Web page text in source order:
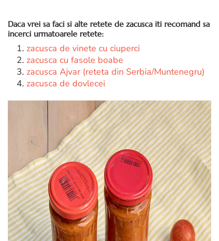
Daca vrei sa faci si alte retete de zacusca iti recomand sa
incerci urmatoarele retete:
1. zacusca de vinete cu ciuperci
2. zacusca cu fasole boabe
3. zacusca Ajvar (reteta din Serbia/Muntenegru)
4. zacusca de dovlecei